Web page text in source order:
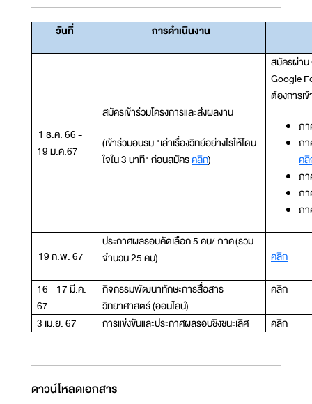
วันที่ การดำเนินงาน
1 ธ.ค. 66 -
19 ม.ค.67
สมัครเข้าร่วมโครงการและส่งผลงาน
(เข้าร่วมอบรม "เล่าเรื่องวิทย์อย่างไรให้โดน
ใจใน 3 นาที" ก่อนสมัครคลิก)
สมัครผ่าน
Google
ต้องการเ
ภ
ภา
ค
ภ
ภ
ภ
19 ก.พ. 67
ประกาศผลรอบคัดเลือก 5 คน/ ภาค (รวม
จำนวน 25 คน)
คลิก
16 - 17 มี.ค.
67
กิจกรรมพัฒนาทักษะการสื่อสาร
วิทยาศาสตร์ (ออนไลน์)
คลิก
3 เม.ย. 67 การแข่งขันและประกาศผลรอบชิงชนะเลิศ คลิก
ดาวน์โหลดเอกสาร